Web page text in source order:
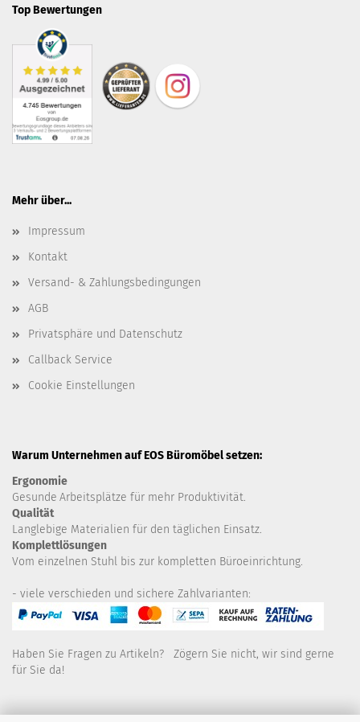
Top Bewertungen
Mehr über...
Impressum
Kontakt
Versand- & Zahlungsbedingungen
AGB
Privatsphäre und Datenschutz
Callback Service
Cookie Einstellungen
Warum Unternehmen auf EOS Büromöbel setzen:
Ergonomie
Gesunde Arbeitsplätze für mehr Produktivität.
Qualität
Langlebige Materialien für den täglichen Einsatz.
Komplettlösungen
Vom einzelnen Stuhl bis zur kompletten Büroeinrichtung.
- viele verschieden und sichere Zahlvarianten:
Haben Sie Fragen zu Artikeln? Zögern Sie nicht, wir sind gerne
für Sie da!